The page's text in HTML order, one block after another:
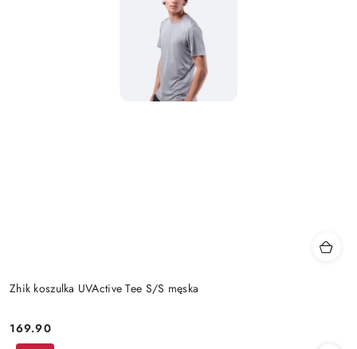
Zhik koszulka UVActive Tee S/S męska
Cena:
169.90